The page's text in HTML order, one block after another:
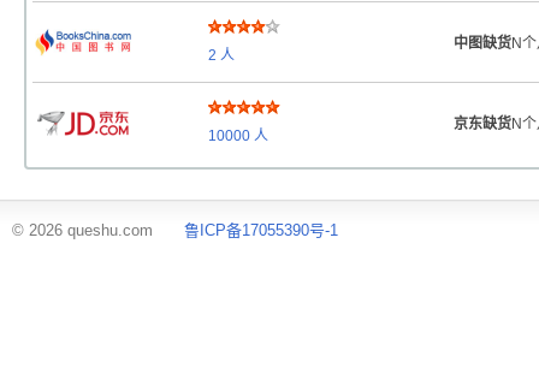
2 人
中图缺货N
10000 人
京东缺货N
© 2026 queshu.com 鲁ICP备17055390号-1